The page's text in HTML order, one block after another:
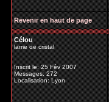
Revenir en haut de page
Célou
lame de cristal
Inscrit le: 25 Fév 2007
Messages: 272
Localisation: Lyon